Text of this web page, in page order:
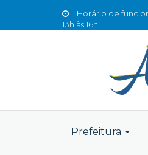
Horário de
13h às 16h
Prefeitura